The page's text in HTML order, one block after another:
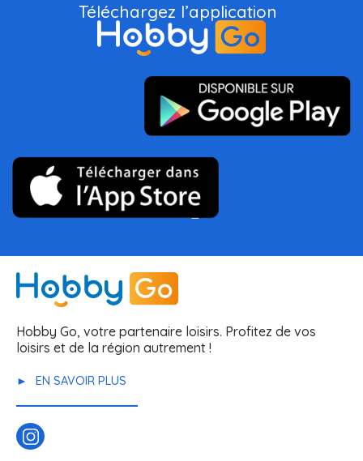
Téléchargez l’application
Hobby Go, votre partenaire loisirs. Profitez de vos
loisirs et de la région autrement !
EN SAVOIR PLUS